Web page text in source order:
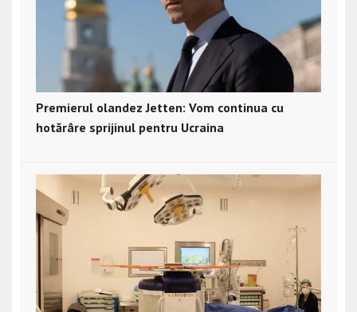
Premierul olandez Jetten: Vom continua cu
hotărâre sprijinul pentru Ucraina